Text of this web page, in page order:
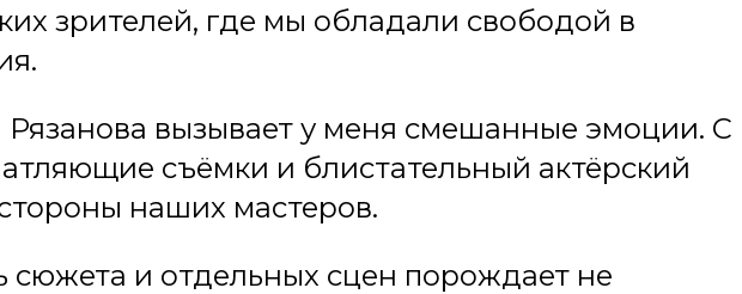
зрителей, где мы обладали свободой в
Рязанова вызывает у меня смешанные эмоции. С
съёмки и блистательный актёрский
наших мастеров.
сюжета и отдельных сцен порождает не